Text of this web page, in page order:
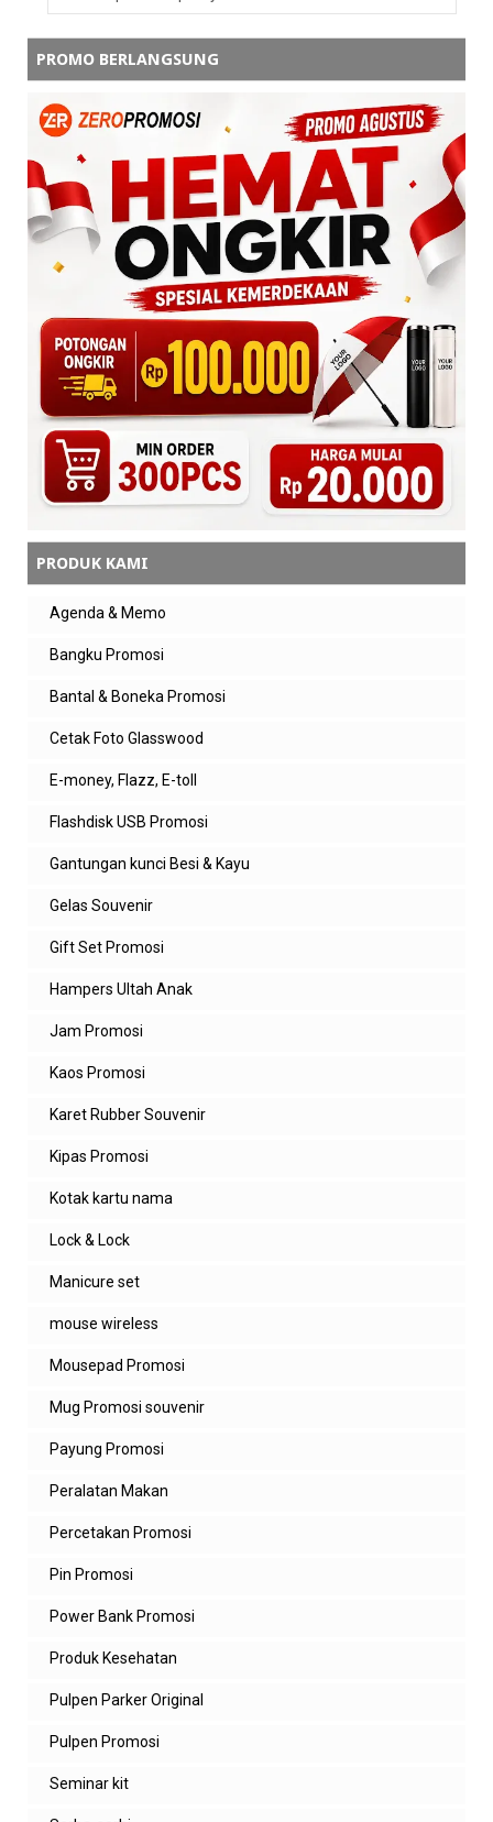
PROMO BERLANGSUNG
PRODUK KAMI
Agenda & Memo
Bangku Promosi
Bantal & Boneka Promosi
Cetak Foto Glasswood
E-money, Flazz, E-toll
Flashdisk USB Promosi
Gantungan kunci Besi & Kayu
Gelas Souvenir
Gift Set Promosi
Hampers Ultah Anak
Jam Promosi
Kaos Promosi
Karet Rubber Souvenir
Kipas Promosi
Kotak kartu nama
Lock & Lock
Manicure set
mouse wireless
Mousepad Promosi
Mug Promosi souvenir
Payung Promosi
Peralatan Makan
Percetakan Promosi
Pin Promosi
Power Bank Promosi
Produk Kesehatan
Pulpen Parker Original
Pulpen Promosi
Seminar kit